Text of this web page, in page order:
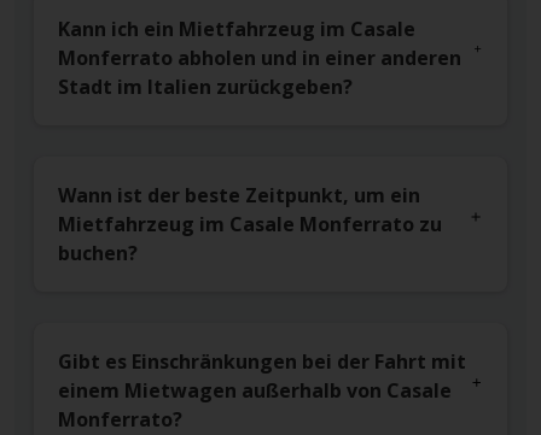
Kann ich ein Mietfahrzeug im Casale
Monferrato abholen und in einer anderen
Stadt im Italien zurückgeben?
Wann ist der beste Zeitpunkt, um ein
Mietfahrzeug im Casale Monferrato zu
buchen?
Gibt es Einschränkungen bei der Fahrt mit
einem Mietwagen außerhalb von Casale
Monferrato?